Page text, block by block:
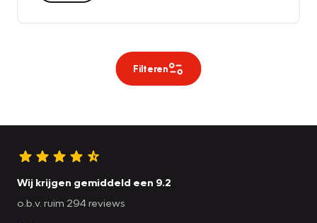
Filteren
Wij krijgen gemiddeld een 9.2
o.b.v. ruim 294 reviews